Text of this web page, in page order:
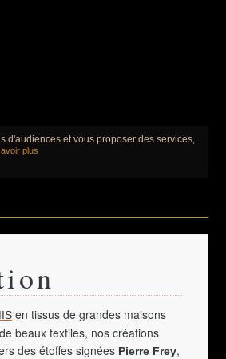
d'audiences et vous proposer des services,
plus
en tissus de grandes maisons
beaux textiles, nos créations
des étoffes signées Pierre Frey,